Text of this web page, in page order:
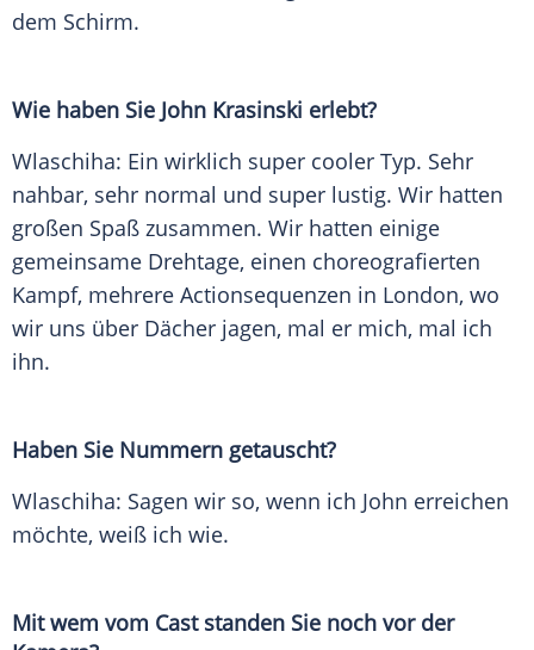
dem Schirm.
Wie haben Sie John Krasinski erlebt?
Wlaschiha: Ein wirklich super cooler Typ. Sehr
nahbar, sehr normal und super lustig. Wir hatten
großen Spaß zusammen. Wir hatten einige
gemeinsame Drehtage, einen choreografierten
Kampf, mehrere Actionsequenzen in London, wo
wir uns über Dächer jagen, mal er mich, mal ich
ihn.
Haben Sie Nummern getauscht?
Wlaschiha: Sagen wir so, wenn ich John erreichen
möchte, weiß ich wie.
Mit wem vom Cast standen Sie noch vor der